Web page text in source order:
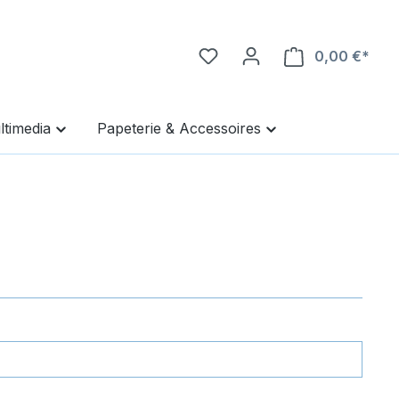
0,00 €*
Papeterie & Accessoires